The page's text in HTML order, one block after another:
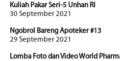
Kuliah Pakar Seri-5 Unhan RI
30 September 2021
Ngobrol Bareng Apoteker #13
29 September 2021
Lomba Foto dan Video World